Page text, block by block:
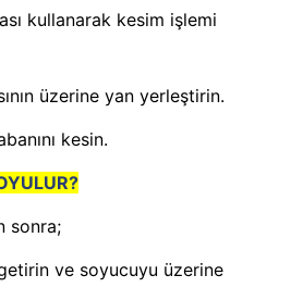
kullanarak kesim işlemi
üzerine yan yerleştirin.
kesin.
sonra;
ve soyucuyu üzerine